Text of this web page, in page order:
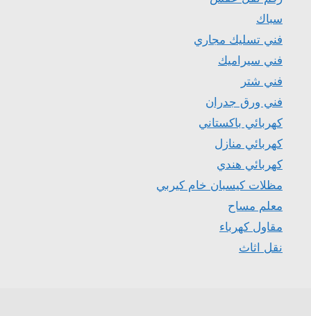
سباك
فني تسليك مجاري
فني سيراميك
فني شتر
فني ورق جدران
كهربائي باكستاني
كهربائي منازل
كهربائي هندي
مظلات كيسبان خام كيربي
معلم مساح
مقاول كهرباء
نقل اثاث